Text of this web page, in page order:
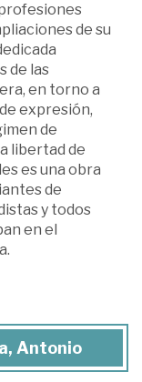
de su
de las
en torno a
expresión,
de
libertad de
es una obra
de
y todos
en el
Antonio